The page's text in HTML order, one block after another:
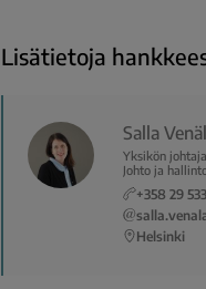
Lisätietoja
Salla
Yksikön johtaja
Johto ja
+358 29
Helsinki